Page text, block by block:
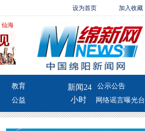
设为首页 加入收藏
仙海
教育
公益
新闻24
小时
公示公告
网络谣言曝光台